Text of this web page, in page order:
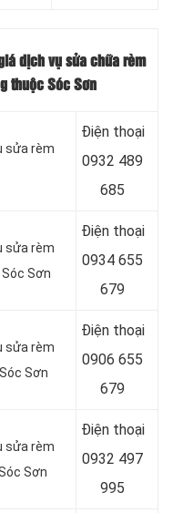
dịch vụ sửa chữa rèm
thuộc Sóc Sơn
sửa rèm
Điện thoại
0932 489
685
sửa rèm
Sơn
Điện thoại
0934 655
679
sửa rèm
Sơn
Điện thoại
0906 655
679
sửa rèm
Sơn
Điện thoại
0932 497
995